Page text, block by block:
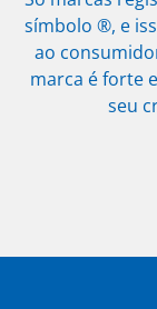
símbolo ®, e
ao
marca é forte
seu